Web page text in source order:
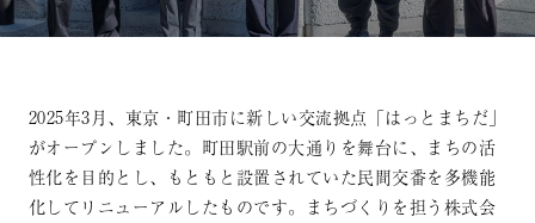
2025年3月、東京・町田市に新しい交流拠点「はっとまちだ」
がオープンしました。町田駅前の大通りを舞台に、まちの活
性化を目的とし、もともと設置されていた民間交番を多機能
化してリニューアルしたものです。まちづくりを担う株式会